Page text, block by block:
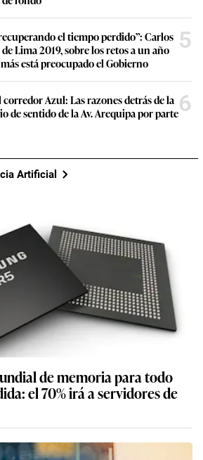
el tiempo perdido”: Carlos
Lima 2019, sobre los retos a un año
está preocupado el Gobierno
5
Azul: Las razones detrás de la
de sentido de la Av. Arequipa por parte6
Artificial
de memoria para todo
el 70% irá a servidores de